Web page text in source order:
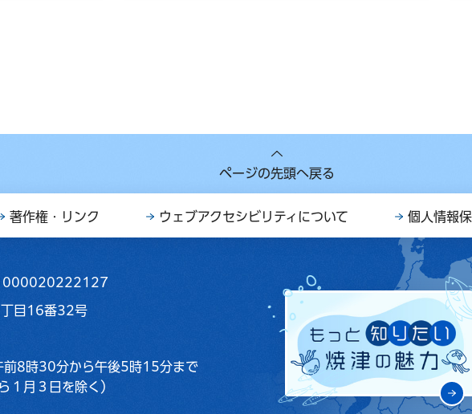
ページの先頭へ戻る
著作権・リンク ウェブアクセシビリティについて 個人情報
目16番32号
前8時30分から午後5時15分まで
１月３日を除く）